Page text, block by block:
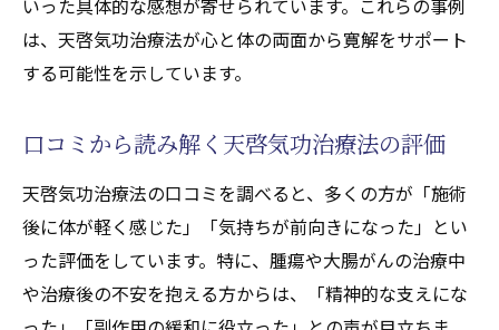
実際の体験談から学ぶ後悔しない方法
は、天啓気功治療法が心と体の両面から寛解をサポート
する可能性を示しています。
口コミから読み解く天啓気功治療法の評価
天啓気功治療法の口コミを調べると、多くの方が「施術
後に体が軽く感じた」「気持ちが前向きになった」とい
った評価をしています。特に、腫瘍や大腸がんの治療中
や治療後の不安を抱える方からは、「精神的な支えにな